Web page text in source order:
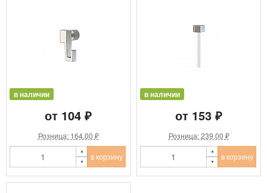
в наличии
от 104 ₽
Розница: 164.00 ₽
в корзину
в наличии
от 153 ₽
Розница: 239.00 ₽
в корзину